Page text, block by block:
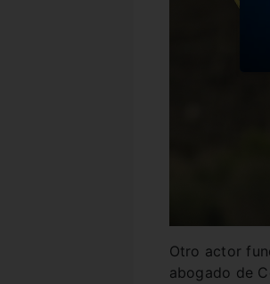
Otro actor
abogado de